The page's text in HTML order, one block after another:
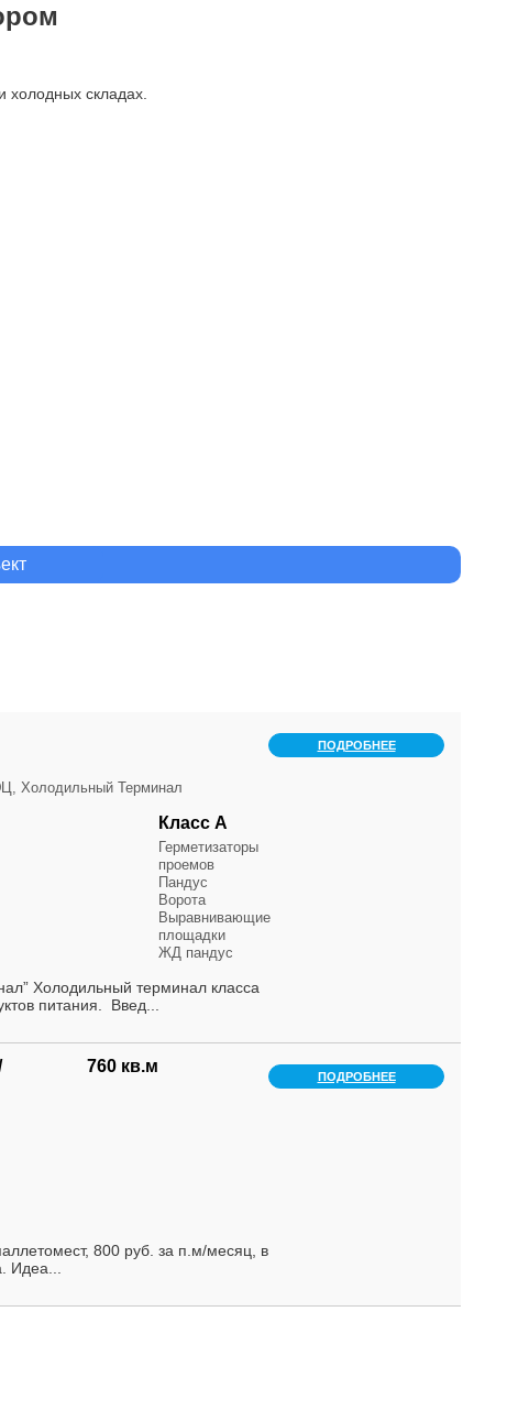
складах.
Холодильный Терминал
Класс А
Герметизаторы
проемов
Пандус
Ворота
Выравнивающие
площадки
ЖД пандус
Холодильный терминал класса
питания. Введ...
ПОДРОБНЕЕ
760 кв.м
800 руб. за п.м/месяц, в
Идеа...
ПОДРОБНЕЕ